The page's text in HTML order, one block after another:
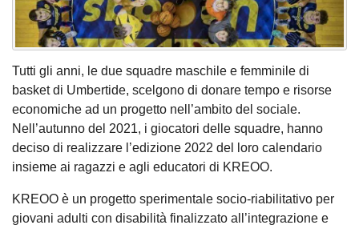
Tutti gli anni, le due squadre maschile e femminile di
basket di Umbertide, scelgono di donare tempo e risorse
economiche ad un progetto nell’ambito del sociale.
Nell’autunno del 2021, i giocatori delle squadre, hanno
deciso di realizzare l’edizione 2022 del loro calendario
insieme ai ragazzi e agli educatori di KREOO.
KREOO è un progetto sperimentale socio-riabilitativo per
giovani adulti con disabilità finalizzato all’integrazione e